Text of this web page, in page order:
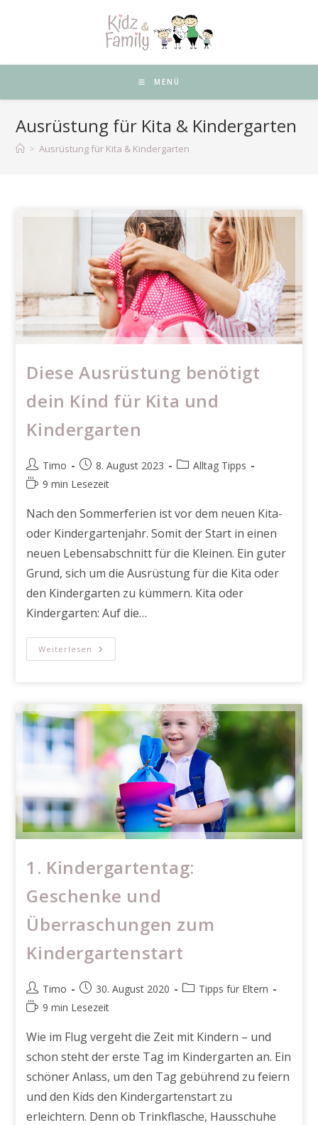
MENÜ
Ausrüstung für Kita & Kindergarten
> Ausrüstung für Kita & Kindergarten
Diese Ausrüstung benötigt
dein Kind für Kita und
Kindergarten
Beitrags-
Autor:
Timo
Beitrag
veröffentlicht:
8. August 2023
Beitrags-
Alltag Tipps
Lesedauer:
9 min Lesezeit
Nach den Sommerferien ist vor dem neuen Kita-
oder Kindergartenjahr. Somit der Start in einen
neuen Lebensabschnitt für die Kleinen. Ein guter
Grund, sich um die Ausrüstung für die Kita oder
den Kindergarten zu kümmern. Kita oder
Kindergarten: Auf die…
Weiterlesen Diese
Ausrüstung
Kita
Und
Kindergarten
1. Kindergartentag:
Geschenke und
Überraschungen zum
Kindergartenstart
Beitrags-
Autor:
Timo
Beitrag
veröffentlicht:
30. August 2020
Beitrags-
Tipps für Eltern
Lesedauer:
9 min Lesezeit
Wie im Flug vergeht die Zeit mit Kindern – und
schon steht der erste Tag im Kindergarten an. Ein
schöner Anlass, um den Tag gebührend zu feiern
und den Kids den Kindergartenstart zu
erleichtern. Denn ob Trinkflasche, Hausschuhe